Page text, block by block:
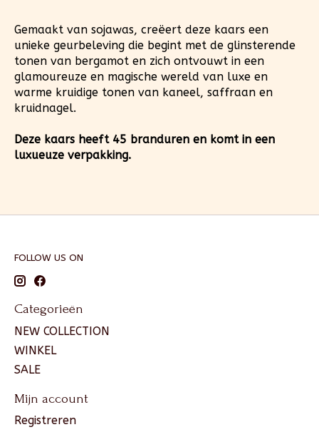
Gemaakt van sojawas, creëert deze kaars een
unieke geurbeleving die begint met de glinsterende
tonen van bergamot en zich ontvouwt in een
glamoureuze en magische wereld van luxe en
warme kruidige tonen van kaneel, saffraan en
kruidnagel.
Deze kaars heeft 45 branduren en komt in een
luxueuze verpakking.
FOLLOW US ON
Categorieën
NEW COLLECTION
WINKEL
SALE
Mijn account
Registreren